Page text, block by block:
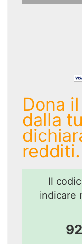
Dona
dalla
redditi.
Il
indicare